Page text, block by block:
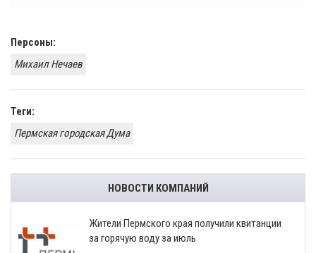
Персоны:
Михаил Нечаев
Теги:
Пермская городская Дума
НОВОСТИ КОМПАНИЙ
​Жители Пермского края получили квитанции
за горячую воду за июль